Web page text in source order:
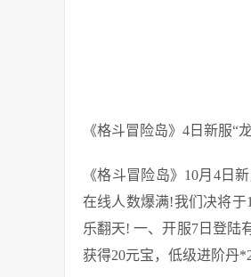
《格斗冒险岛》4日新服“
《格斗冒险岛》10月4日
在线人数爆满!我们决将于
乐翻天! 一、开服7日登陆
获得20元宝，低级进阶丹